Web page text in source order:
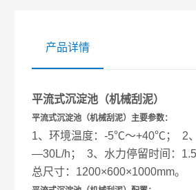
产品详情
平流式沉淀池（机械刮泥）
平流式沉淀池（机械刮泥）主要参数：
1、环境温度：-5℃～+40℃； 2
—30L/h； 3、水力停留时间：
总尺寸：1200×600×1000mm。